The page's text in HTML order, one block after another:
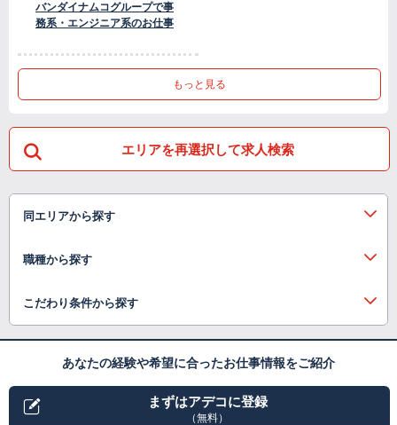
バンダイナムコグループで事
務系・エンジニア系のお仕事
もっと見る
エリアを再選択して求人検索
同エリアから探す
職種から探す
こだわり条件から探す
あなたの経験や希望に合ったお仕事情報をご紹介
まずはアデコに登録
（無料）